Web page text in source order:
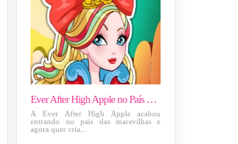
Ever After High Apple no País das Maravilhas
A Ever After High Apple acabou
entrando no pais das maravilhas e
agora quer cria...